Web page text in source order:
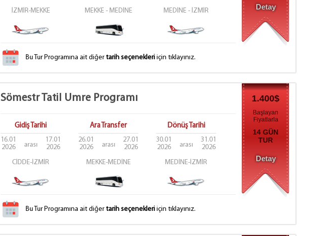
İZMİR-MEKKE
MEKKE - MEDİNE
MEDİNE - İZMİR
Bu Tur Programına ait diğertarih seçenekleri için tıklayınız.
Detay
Sömestr Tatil Umre Programı
Gidiş Tarihi
16.01
2026
arası
17.01
2026
CİDDE-İZMİR
Ara Transfer
26.01
2026
arası
27.01
2026
MEKKE-MEDİNE
Dönüş Tarihi
30.01
2026
arası
31.01
2026
MEDİNE-İZMİR
Bu Tur Programına ait diğertarih seçenekleri için tıklayınız.
1.400$
Başlayan
Fiyatlarla
14 GÜN
TUR
Detay